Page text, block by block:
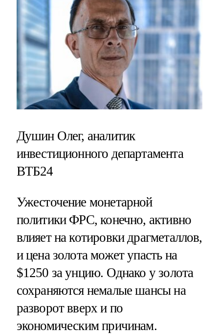
Душин Олег, аналитик
инвестиционного департамента
ВТБ24
Ужесточение монетарной
политики ФРС, конечно, активно
влияет на котировки драгметаллов,
и цена золота может упасть на
$1250 за унцию. Однако у золота
сохраняются немалые шансы на
разворот вверх и по
экономическим причинам.